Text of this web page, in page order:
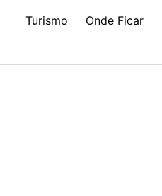
Turismo Onde Ficar